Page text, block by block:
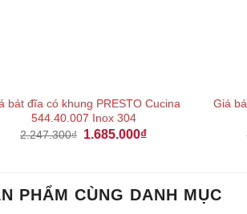
bát đĩa có khung PRESTO Cucina
544.40.007 Inox 304
2.247.300₫ Giá
1.685.000₫Giá
Giá
PHẨM CÙNG DANH MỤC